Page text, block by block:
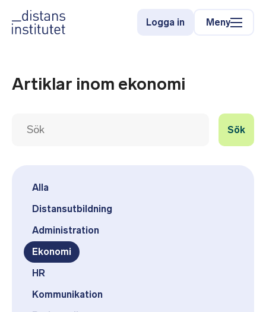
Logga in Meny
Artiklar inom ekonomi
Sök
Alla
Distansutbildning
Administration
Ekonomi
HR
Kommunikation